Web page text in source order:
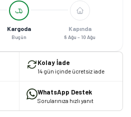
Kargoda
Bugün
Kapında
8 Ağu – 10 Ağu
Kolay İade
14 gün içinde ücretsiz iade
WhatsApp Destek
Sorularınıza hızlı yanıt